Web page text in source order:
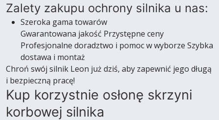
Zalety zakupu ochrony silnika u nas:
Szeroka gama towarów
Gwarantowana jakość Przystępne ceny
Profesjonalne doradztwo i pomoc w wyborze Szybka
dostawa i montaż
Chroń swój silnik Leon już dziś, aby zapewnić jego długą
i bezpieczną pracę!
Kup korzystnie osłonę skrzyni
korbowej silnika